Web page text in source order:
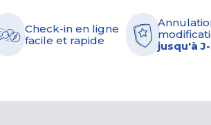
Check-in en ligne
facile et rapide
jusqu'à